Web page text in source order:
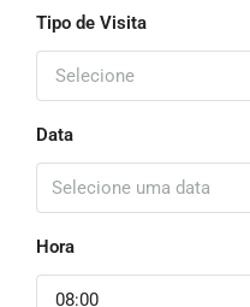
Tipo de Visita
Selecione
Data
Hora
08:00